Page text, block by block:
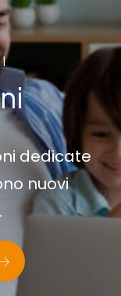
dedicate
nuovi